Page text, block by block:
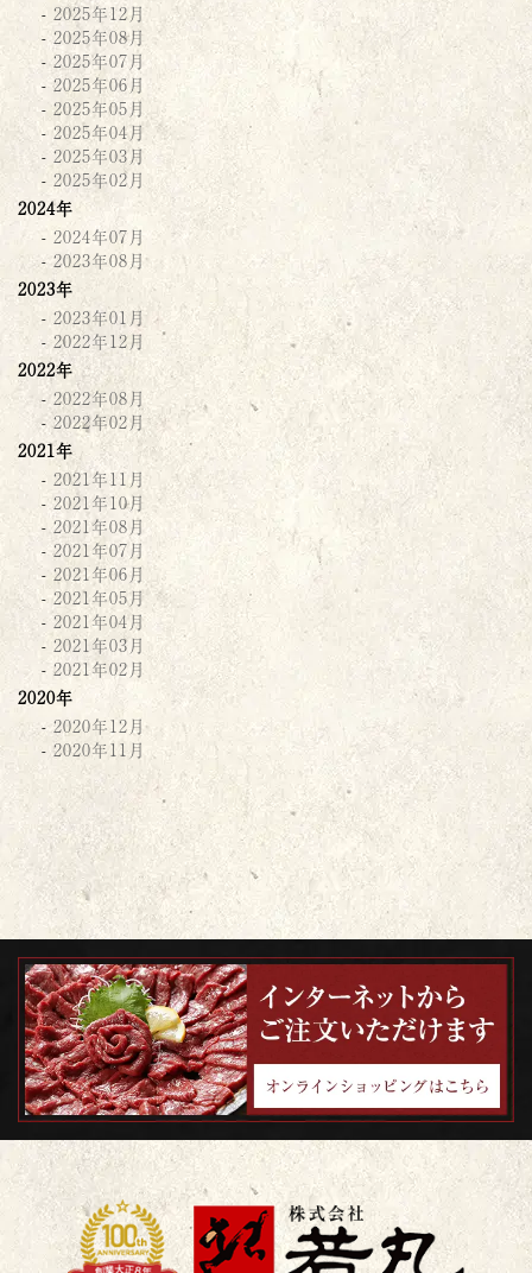
2025年12月
2025年08月
2025年07月
2025年06月
2025年05月
2025年04月
2025年03月
2025年02月
2024年
2024年07月
2023年08月
2023年
2023年01月
2022年12月
2022年
2022年08月
2022年02月
2021年
2021年11月
2021年10月
2021年08月
2021年07月
2021年06月
2021年05月
2021年04月
2021年03月
2021年02月
2020年
2020年12月
2020年11月